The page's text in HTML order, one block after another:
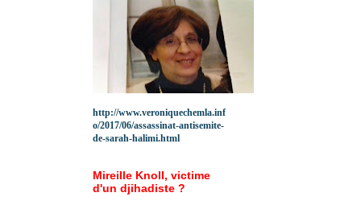
http://www.veroniquechemla.inf
o/2017/06/assassinat-antisemite-
de-sarah-halimi.html
Mireille Knoll, victime
d'un djihadiste ?